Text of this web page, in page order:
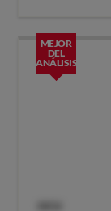
MEJOR
DEL
ANÁLISIS